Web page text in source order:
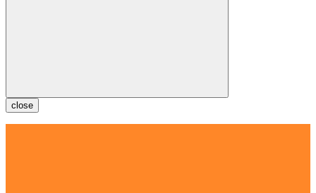
close